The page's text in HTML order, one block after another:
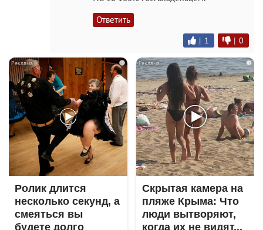
Ответить
| 1 | 0
i
Ролик длится
несколько секунд, а
смеяться вы
будете долго
i
Скрытая камера на
пляже Крыма: Что
люди вытворяют,
когда их не видят...